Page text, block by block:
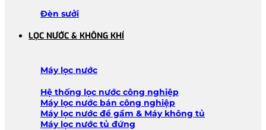
Đèn sưởi
LỌC NƯỚC & KHÔNG KHÍ
Máy lọc nước
Hệ thống lọc nước công nghiệp
Máy lọc nước bán công nghiệp
Máy lọc nước để gầm & Máy không tủ
Máy lọc nước tủ đứng